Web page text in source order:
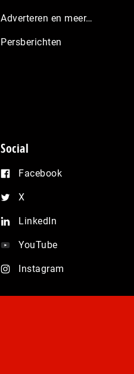
Adverteren en meer…
Persberichten
Social
Facebook
X
LinkedIn
YouTube
Instagram